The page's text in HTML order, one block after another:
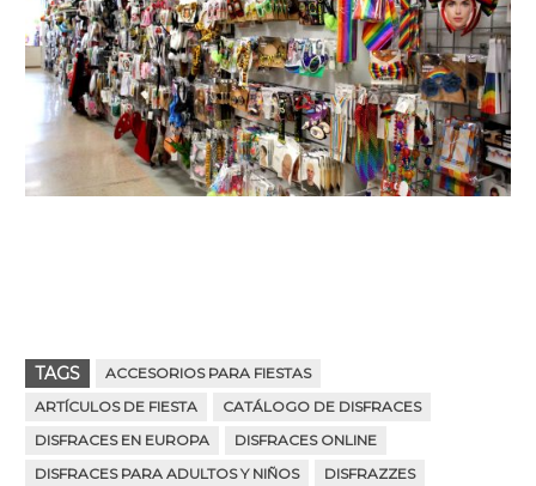
TAGS
ACCESORIOS PARA FIESTAS
ARTÍCULOS DE FIESTA
CATÁLOGO DE DISFRACES
DISFRACES EN EUROPA
DISFRACES ONLINE
DISFRACES PARA ADULTOS Y NIÑOS
DISFRAZZES